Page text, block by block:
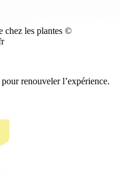
chez les plantes ©
renouveler l’expérience.